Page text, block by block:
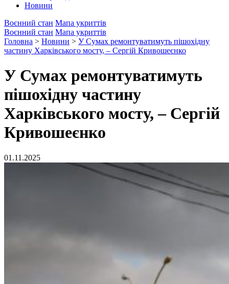
Новини
Воєнний стан Мапа укриттів
Воєнний стан Мапа укриттів
Головна > Новини > У Сумах ремонтуватимуть пішохідну
частину Харківського мосту, – Сергій Кривошеєнко
У Сумах ремонтуватимуть
пішохідну частину
Харківського мосту, – Сергій
Кривошеєнко
01.11.2025